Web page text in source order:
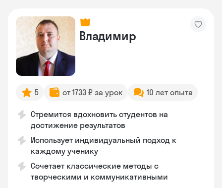
Владимир
5 от 1733 ₽ за урок 10 лет опыта
Стремится вдохновить студентов на
достижение результатов
Использует индивидуальный подход к
каждому ученику
Сочетает классические методы с
творческими и коммуникативными